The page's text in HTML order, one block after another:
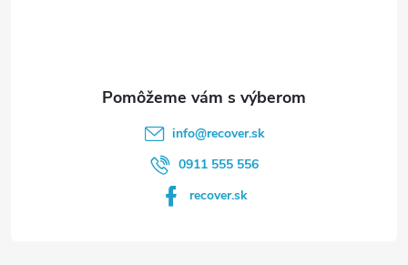
info@recover.sk
0911 555 556
recover.sk